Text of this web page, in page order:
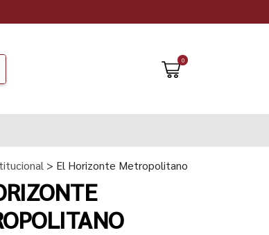
0
> El Horizonte Metropolitano